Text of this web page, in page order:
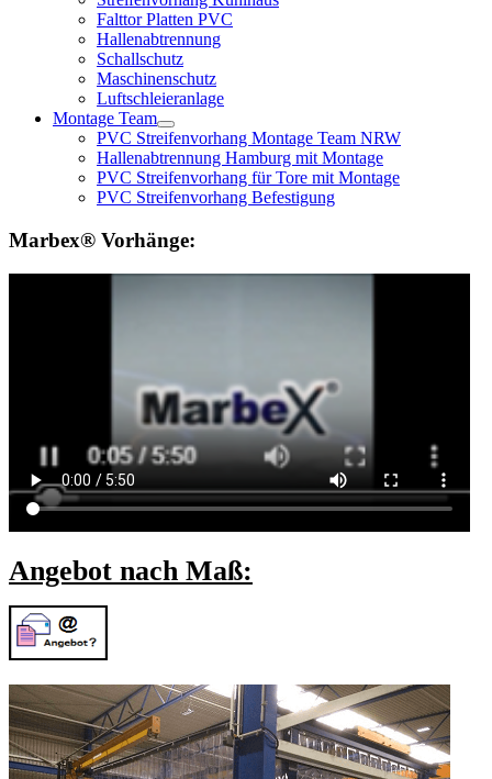
Falttor Platten PVC
Hallenabtrennung
Schallschutz
Maschinenschutz
Luftschleieranlage
Montage Team
PVC Streifenvorhang Montage Team NRW
Hallenabtrennung Hamburg mit Montage
PVC Streifenvorhang für Tore mit Montage
PVC Streifenvorhang Befestigung
Marbex® Vorhänge:
Angebot nach Maß: